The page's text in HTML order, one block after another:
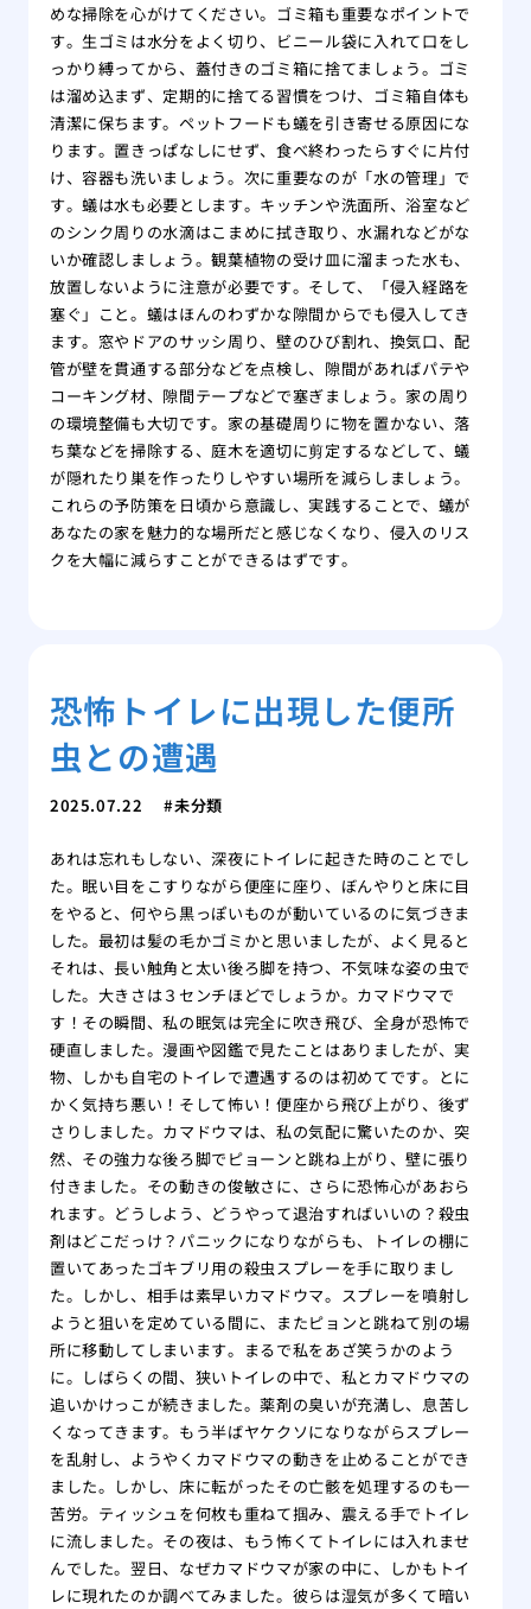
めな掃除を心がけてください。ゴミ箱も重要なポイントで
す。生ゴミは水分をよく切り、ビニール袋に入れて口をし
っかり縛ってから、蓋付きのゴミ箱に捨てましょう。ゴミ
は溜め込まず、定期的に捨てる習慣をつけ、ゴミ箱自体も
清潔に保ちます。ペットフードも蟻を引き寄せる原因にな
ります。置きっぱなしにせず、食べ終わったらすぐに片付
け、容器も洗いましょう。次に重要なのが「水の管理」で
す。蟻は水も必要とします。キッチンや洗面所、浴室など
のシンク周りの水滴はこまめに拭き取り、水漏れなどがな
いか確認しましょう。観葉植物の受け皿に溜まった水も、
放置しないように注意が必要です。そして、「侵入経路を
塞ぐ」こと。蟻はほんのわずかな隙間からでも侵入してき
ます。窓やドアのサッシ周り、壁のひび割れ、換気口、配
管が壁を貫通する部分などを点検し、隙間があればパテや
コーキング材、隙間テープなどで塞ぎましょう。家の周り
の環境整備も大切です。家の基礎周りに物を置かない、落
ち葉などを掃除する、庭木を適切に剪定するなどして、蟻
が隠れたり巣を作ったりしやすい場所を減らしましょう。
これらの予防策を日頃から意識し、実践することで、蟻が
あなたの家を魅力的な場所だと感じなくなり、侵入のリス
クを大幅に減らすことができるはずです。
恐怖トイレに出現した便所
虫との遭遇
2025.07.22 未分類
あれは忘れもしない、深夜にトイレに起きた時のことでし
た。眠い目をこすりながら便座に座り、ぼんやりと床に目
をやると、何やら黒っぽいものが動いているのに気づきま
した。最初は髪の毛かゴミかと思いましたが、よく見ると
それは、長い触角と太い後ろ脚を持つ、不気味な姿の虫で
した。大きさは３センチほどでしょうか。カマドウマで
す！その瞬間、私の眠気は完全に吹き飛び、全身が恐怖で
硬直しました。漫画や図鑑で見たことはありましたが、実
物、しかも自宅のトイレで遭遇するのは初めてです。とに
かく気持ち悪い！そして怖い！便座から飛び上がり、後ず
さりしました。カマドウマは、私の気配に驚いたのか、突
然、その強力な後ろ脚でピョーンと跳ね上がり、壁に張り
付きました。その動きの俊敏さに、さらに恐怖心があおら
れます。どうしよう、どうやって退治すればいいの？殺虫
剤はどこだっけ？パニックになりながらも、トイレの棚に
置いてあったゴキブリ用の殺虫スプレーを手に取りまし
た。しかし、相手は素早いカマドウマ。スプレーを噴射し
ようと狙いを定めている間に、またピョンと跳ねて別の場
所に移動してしまいます。まるで私をあざ笑うかのよう
に。しばらくの間、狭いトイレの中で、私とカマドウマの
追いかけっこが続きました。薬剤の臭いが充満し、息苦し
くなってきます。もう半ばヤケクソになりながらスプレー
を乱射し、ようやくカマドウマの動きを止めることができ
ました。しかし、床に転がったその亡骸を処理するのも一
苦労。ティッシュを何枚も重ねて掴み、震える手でトイレ
に流しました。その夜は、もう怖くてトイレには入れませ
んでした。翌日、なぜカマドウマが家の中に、しかもトイ
レに現れたのか調べてみました。彼らは湿気が多くて暗い